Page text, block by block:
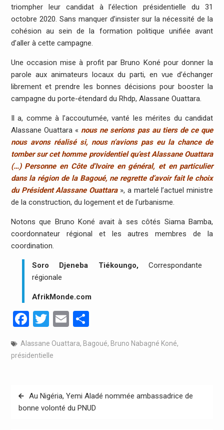
triompher leur candidat à l’élection présidentielle du 31
octobre 2020. Sans manquer d’insister sur la nécessité de la
cohésion au sein de la formation politique unifiée avant
d’aller à cette campagne.
Une occasion mise à profit par Bruno Koné pour donner la
parole aux animateurs locaux du parti, en vue d’échanger
librement et prendre les bonnes décisions pour booster la
campagne du porte-étendard du Rhdp, Alassane Ouattara.
Il a, comme à l’accoutumée, vanté les mérites du candidat
Alassane Ouattara « nous ne serions pas au tiers de ce que
nous avons réalisé si, nous n’avions pas eu la chance de
tomber sur cet homme providentiel qu’est Alassane Ouattara
(…) Personne en Côte d’Ivoire en général, et en particulier
dans la région de la Bagoué, ne regrette d’avoir fait le choix
du Président Alassane Ouattara », a martelé l’actuel ministre
de la construction, du logement et de l’urbanisme.
Notons que Bruno Koné avait à ses côtés Siama Bamba,
coordonnateur régional et les autres membres de la
coordination.
Soro Djeneba Tiékoungo, Correspondante
régionale
AfrikMonde.com
Facebook
Twitter
EmailPartager
Alassane Ouattara, Bagoué, Bruno Nabagné Koné,
présidentielle
Navigation
de
Au Nigéria, Yemi Aladé nommée ambassadrice de
bonne volonté du PNUD